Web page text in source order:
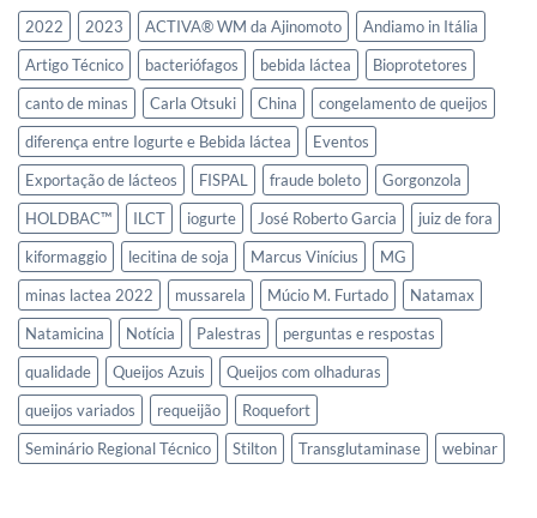
2022 2023 ACTIVA® WM da Ajinomoto
Andiamo in Itália
Artigo Técnico
bacteriófagos bebida láctea
Bioprotetores
canto de minas
Carla Otsuki China
congelamento de queijos
diferença entre Iogurte e Bebida láctea
Eventos
Exportação de lácteos
FISPAL fraude boleto
Gorgonzola
HOLDBAC™
ILCT iogurte José Roberto Garcia
juiz de fora
kiformaggio
lecitina de soja Marcus Vinícius
MG
minas lactea 2022
mussarela Múcio M. Furtado
Natamax
Natamicina
Notícia Palestras
perguntas e respostas
qualidade
Queijos Azuis
Queijos com olhaduras
queijos variados
requeijão
Roquefort
Seminário Regional Técnico
Stilton Transglutaminase webinar